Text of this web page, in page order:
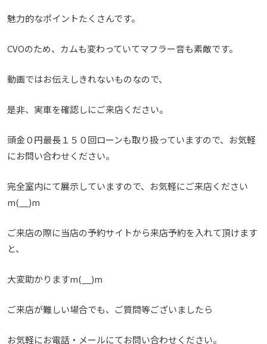
魅力的なポイントたくさんです。
CVOのため、カムも変わっていてマフラー音も素敵です。
動画ではお伝えしきれないものなので、
是非、実車を確認しにご来店ください。
頭金０円最長１５０回ローンも取り扱っていますので、お気軽
にお問い合わせください。
完全室内にて展示していますので、お気軽にご来店ください
m(__)m
ご来店の際に当店の予約サイトから来店予約を入れて頂けます
と、
大変助かりますm(__)m
ご来店が難しい場合でも、ご質問等ございましたら
お気軽にお電話・メールにてお問い合わせください。